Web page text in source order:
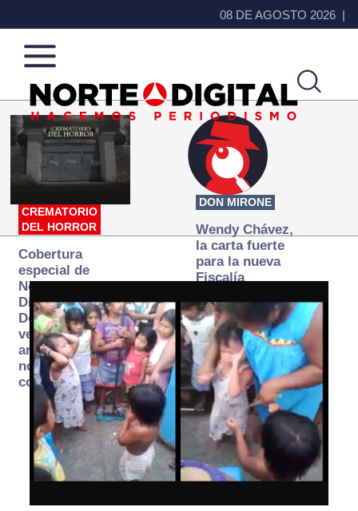
08 DE AGOSTO 2026
Norte
de
Ciudad
Más
que
noticias,
hacemos periodismo
CREMATORIO
DEL HORROR
Cobertura
especial de
Norte
Digital:
Donde la
verdad
arde… pero
no se
consume
DON MIRONE
Wendy Chávez,
la carta fuerte
para la nueva
Fiscalía